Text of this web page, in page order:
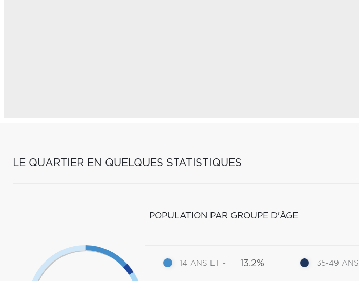
LE QUARTIER EN QUELQUES STATISTIQUES
POPULATION PAR GROUPE D'ÂGE
14 ANS ET - 13.2% 35-49 ANS